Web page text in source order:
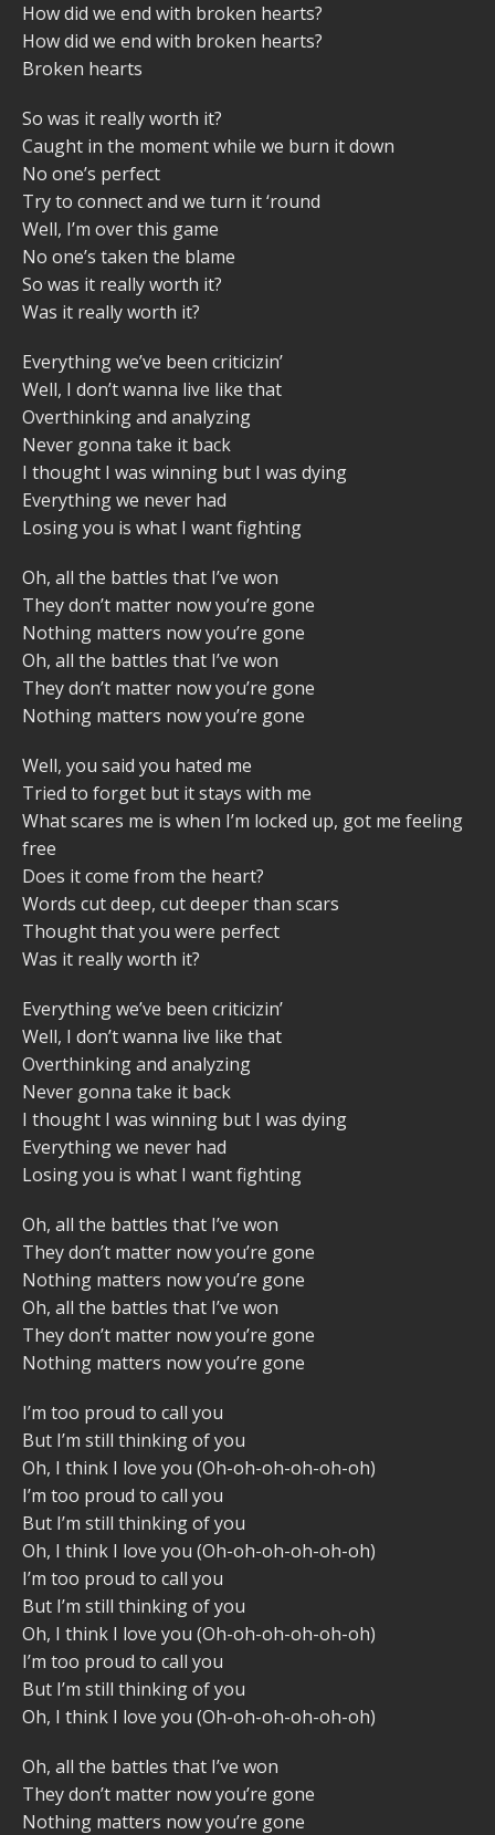
How did we end with broken hearts?
How did we end with broken hearts?
Broken hearts
So was it really worth it?
Caught in the moment while we burn it down
No one’s perfect
Try to connect and we turn it ‘round
Well, I’m over this game
No one’s taken the blame
So was it really worth it?
Was it really worth it?
Everything we’ve been criticizin’
Well, I don’t wanna live like that
Overthinking and analyzing
Never gonna take it back
I thought I was winning but I was dying
Everything we never had
Losing you is what I want fighting
Oh, all the battles that I’ve won
They don’t matter now you’re gone
Nothing matters now you’re gone
Oh, all the battles that I’ve won
They don’t matter now you’re gone
Nothing matters now you’re gone
Well, you said you hated me
Tried to forget but it stays with me
What scares me is when I’m locked up, got me feeling
free
Does it come from the heart?
Words cut deep, cut deeper than scars
Thought that you were perfect
Was it really worth it?
Everything we’ve been criticizin’
Well, I don’t wanna live like that
Overthinking and analyzing
Never gonna take it back
I thought I was winning but I was dying
Everything we never had
Losing you is what I want fighting
Oh, all the battles that I’ve won
They don’t matter now you’re gone
Nothing matters now you’re gone
Oh, all the battles that I’ve won
They don’t matter now you’re gone
Nothing matters now you’re gone
I’m too proud to call you
But I’m still thinking of you
Oh, I think I love you (Oh-oh-oh-oh-oh-oh)
I’m too proud to call you
But I’m still thinking of you
Oh, I think I love you (Oh-oh-oh-oh-oh-oh)
I’m too proud to call you
But I’m still thinking of you
Oh, I think I love you (Oh-oh-oh-oh-oh-oh)
I’m too proud to call you
But I’m still thinking of you
Oh, I think I love you (Oh-oh-oh-oh-oh-oh)
Oh, all the battles that I’ve won
They don’t matter now you’re gone
Nothing matters now you’re gone